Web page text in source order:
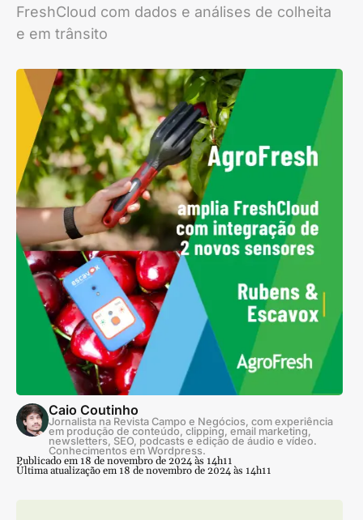
FreshCloud com dados e análises de colheita
e em trânsito
Caio Coutinho
Jornalista na Revista Campo e Negócios, com experiência
em produção de conteúdo, clipping, email marketing,
newsletters, SEO, podcasts e edição de áudio e vídeo.
Conhecimentos em Wordpress.
Publicado em 18 de novembro de 2024 às 14h11
Última atualização em 18 de novembro de 2024 às 14h11